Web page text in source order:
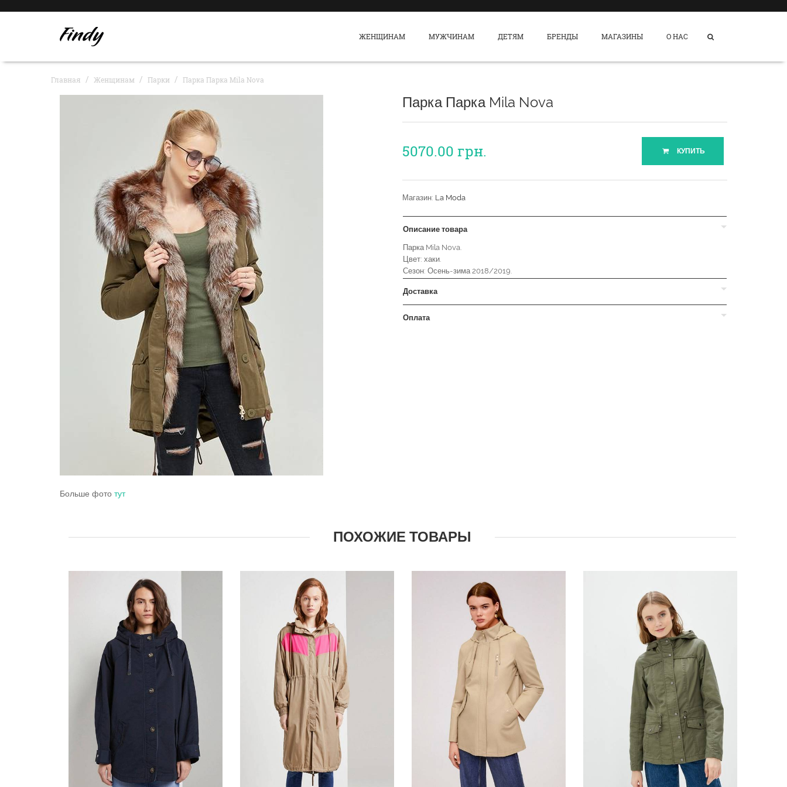
ЖЕНЩИНАМ МУЖЧИНАМ ДЕТЯМ БРЕНДЫ МАГАЗИНЫ О НАС
Главная Женщинам Парки Парка Парка Mila Nova
Больше фото тут
Парка Парка Mila Nova
5070.00 грн. КУПИТЬ
Магазин: La Moda
Описание товара
Парка Mila Nova.
Цвет: хаки.
Сезон: Осень-зима 2018/2019.
Доставка
Оплата
ПОХОЖИЕ ТОВАРЫ